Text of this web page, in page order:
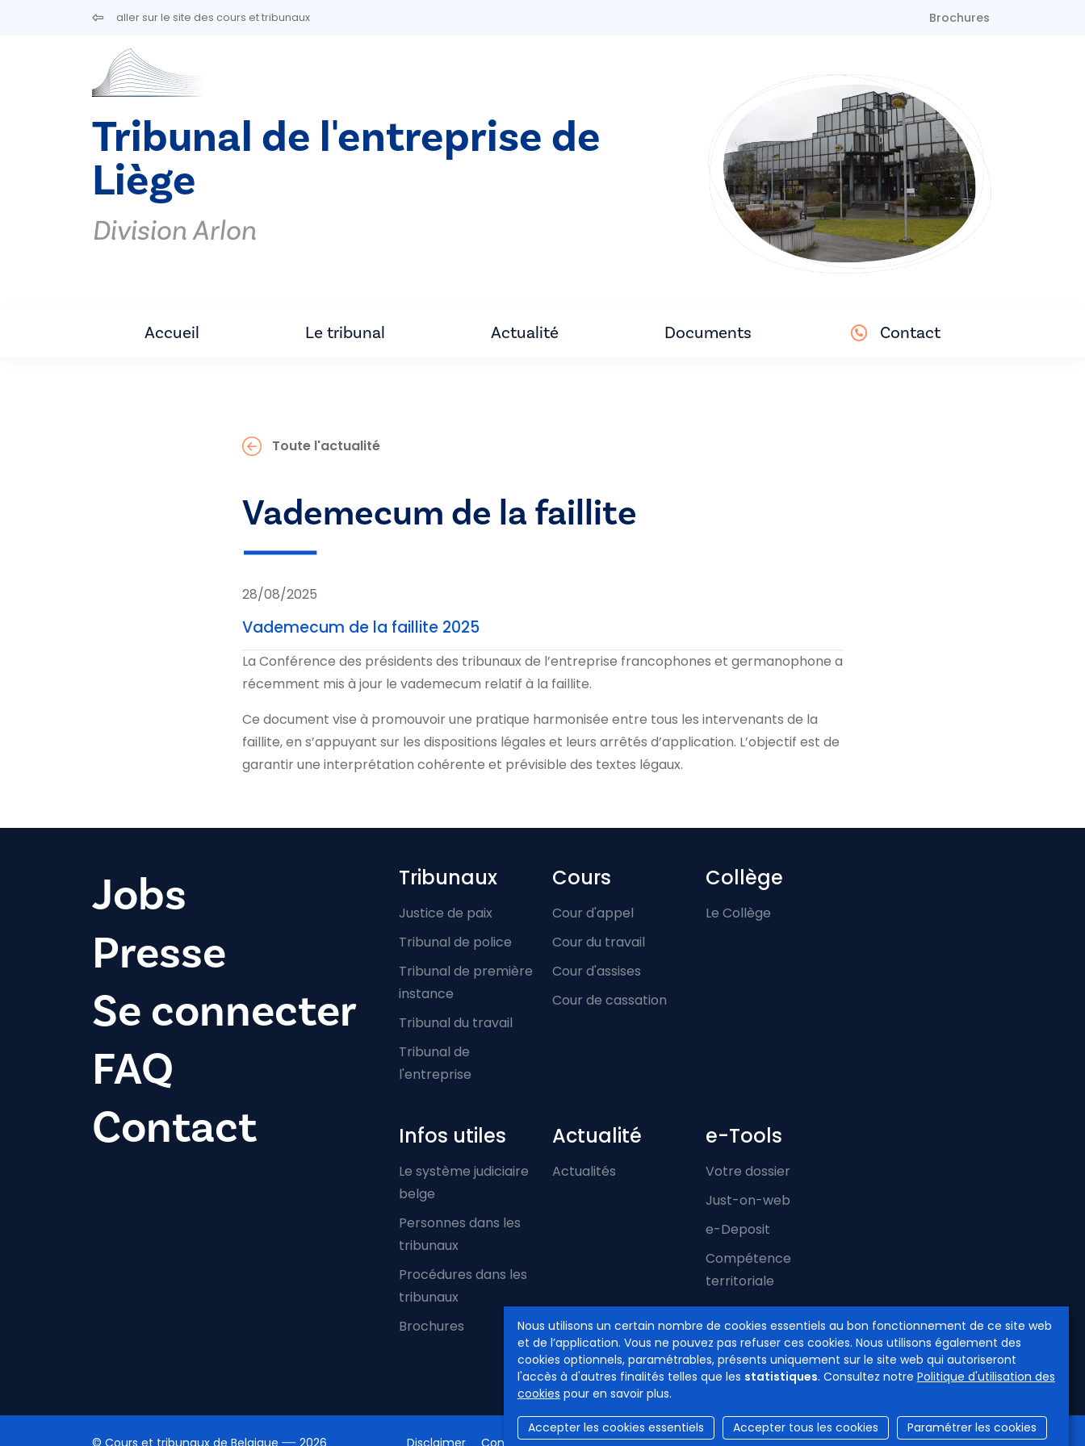
Nous utilisons un certain nombre de cookies essentiels au bon fonctionnement de ce site web
et de l’application. Vous ne pouvez pas refuser ces cookies. Nous utilisons également des
cookies optionnels, paramétrables, présents uniquement sur le site web qui autoriseront
l'accès à d'autres finalités telles que les statistiques. Consultez notre Politique d'utilisation des
cookies pour en savoir plus.
Accepter les cookies essentiels Accepter tous les cookies Paramétrer les cookies
Aller au contenu principalaller sur le site des cours et tribunaux Brochures
Tribunal de l'entreprise de
Liège
Division Arlon
Accueil Le tribunal Actualité Documents Contact
Toute l'actualité
Vademecum de la faillite
28/08/2025
Vademecum de la faillite 2025
La Conférence des présidents des tribunaux de l’entreprise francophones et germanophone a
récemment mis à jour le vademecum relatif à la faillite.
Ce document vise à promouvoir une pratique harmonisée entre tous les intervenants de la
faillite, en s’appuyant sur les dispositions légales et leurs arrêtés d’application. L’objectif est de
garantir une interprétation cohérente et prévisible des textes légaux.
Jobs
Presse
Se connecter
FAQ
Contact
Footer-menu
Tribunaux
Justice de paix
Tribunal de police
Tribunal de première
instance
Tribunal du travail
Tribunal de
l'entreprise
Cours
Cour d'appel
Cour du travail
Cour d'assises
Cour de cassation
Collège
Le Collège
Infos utiles
Le système judiciaire
belge
Personnes dans les
tribunaux
Procédures dans les
tribunaux
Brochures
Actualité
Actualités
e-Tools
Votre dossier
Just-on-web
e-Deposit
Compétence
territoriale